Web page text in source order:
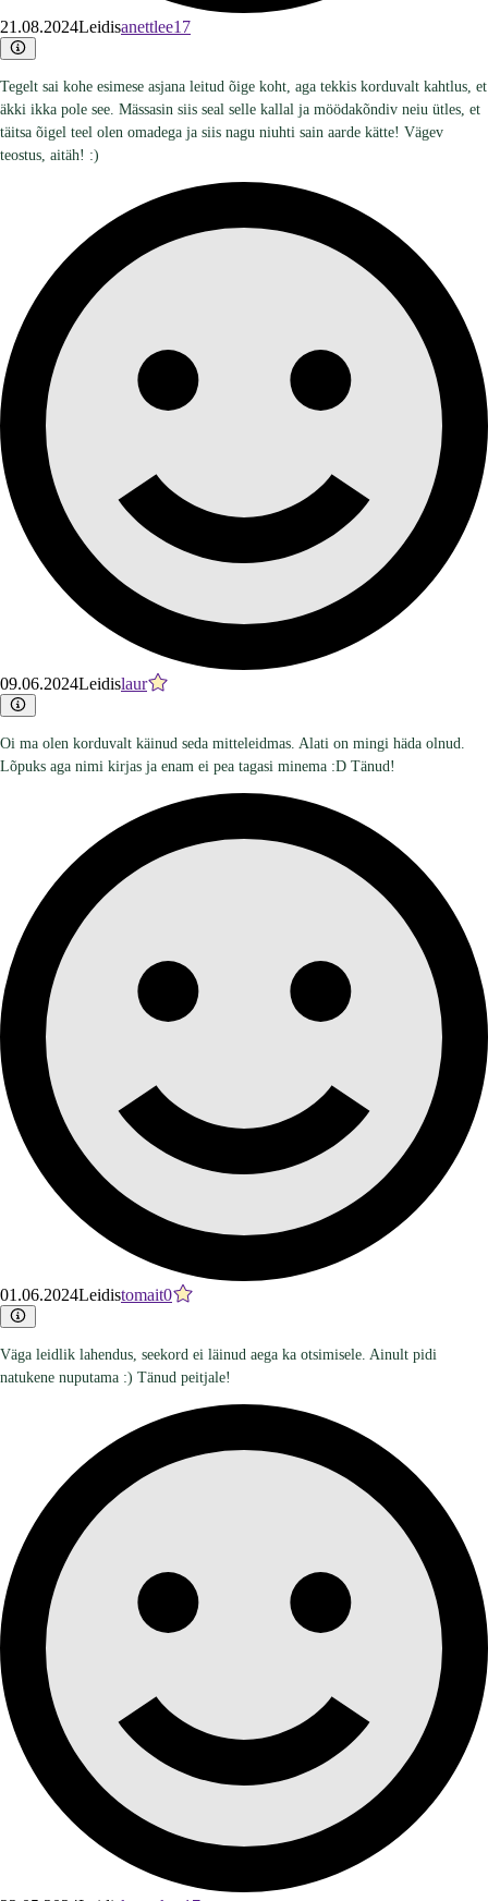
21.08.2024Leidisanettlee17
Tegelt sai kohe esimese asjana leitud õige koht, aga tekkis korduvalt kahtlus, et
äkki ikka pole see. Mässasin siis seal selle kallal ja möödakõndiv neiu ütles, et
täitsa õigel teel olen omadega ja siis nagu niuhti sain aarde kätte! Vägev
teostus, aitäh! :)
09.06.2024Leidislaur
Oi ma olen korduvalt käinud seda mitteleidmas. Alati on mingi häda olnud.
Lõpuks aga nimi kirjas ja enam ei pea tagasi minema :D Tänud!
01.06.2024Leidistomait0
Väga leidlik lahendus, seekord ei läinud aega ka otsimisele. Ainult pidi
natukene nuputama :) Tänud peitjale!